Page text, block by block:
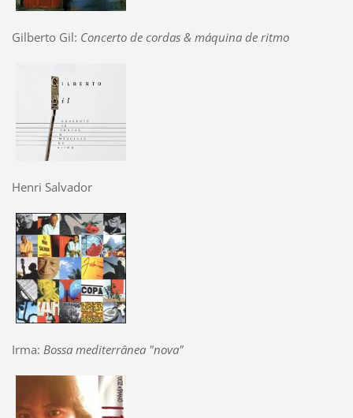
Gilberto Gil: Concerto de cordas & máquina de ritmo
Henri Salvador
Irma: Bossa mediterrânea "nova"